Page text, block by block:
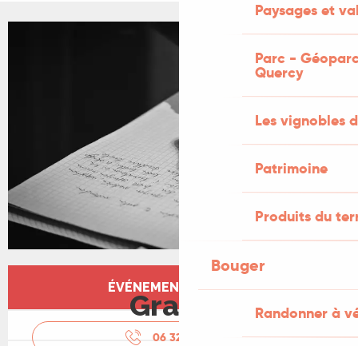
Paysages et
Parc -
Quercy
Les vignobles
Patrimoine
Produits du
Bouger
Randonner à
Ouverture et coordonnées
ÉVÉNEMENT TERMINÉ
Gratuit
06 32 79 89